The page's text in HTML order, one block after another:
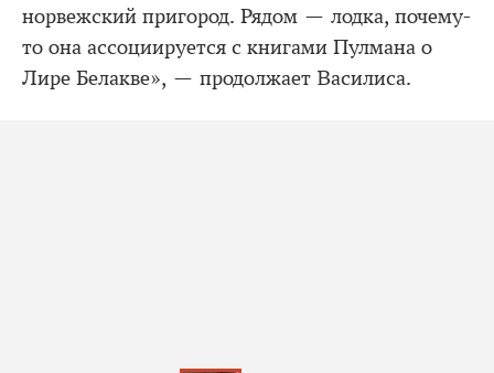
норвежский пригород. Рядом — лодка, почему-
то она ассоциируется с книгами Пулмана о
Лире Белакве», — продолжает Василиса.